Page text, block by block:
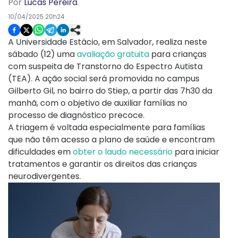
Por Lucas Pereira.
10/04/2025 20h24
A Universidade Estácio, em Salvador, realiza neste
sábado (12) umaavaliação gratuita para crianças
com suspeita de Transtorno do Espectro Autista
(TEA). A ação social será promovida no campus
Gilberto Gil, no bairro do Stiep, a partir das 7h30 da
manhã, com o objetivo de auxiliar famílias no
processo de diagnóstico precoce.
A triagem é voltada especialmente para famílias
que não têm acesso a plano de saúde e encontram
dificuldades emobter o laudo necessário para iniciar
tratamentos e garantir os direitos das crianças
neurodivergentes.